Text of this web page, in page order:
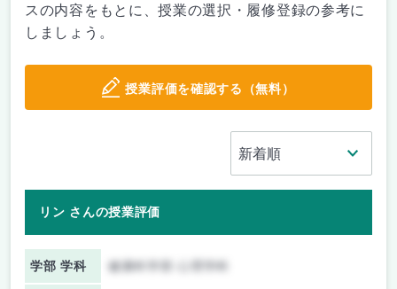
スの内容をもとに、授業の選択・履修登録の参考に
しましょう。
授業評価を確認する（無料）
リン さんの授業評価
学部 学科 健康科学部 心理学科